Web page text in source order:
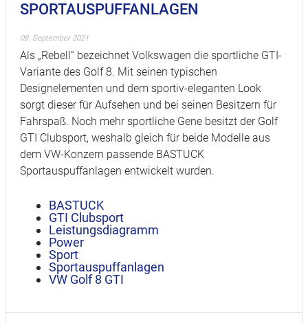
SPORTAUSPUFFANLAGEN
08. September 2021
Als „Rebell“ bezeichnet Volkswagen die sportliche GTI-
Variante des Golf 8. Mit seinen typischen
Designelementen und dem sportiv-eleganten Look
sorgt dieser für Aufsehen und bei seinen Besitzern für
Fahrspaß. Noch mehr sportliche Gene besitzt der Golf
GTI Clubsport, weshalb gleich für beide Modelle aus
dem VW-Konzern passende BASTUCK
Sportauspuffanlagen entwickelt wurden.
BASTUCK
GTI Clubsport
Leistungsdiagramm
Power
Sport
Sportauspuffanlagen
VW Golf 8 GTI